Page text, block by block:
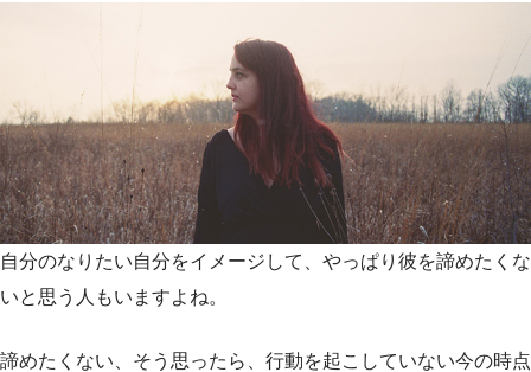
自分のなりたい自分をイメージして、やっぱり彼を諦めたくな
いと思う人もいますよね。
諦めたくない、そう思ったら、行動を起こしていない今の時点